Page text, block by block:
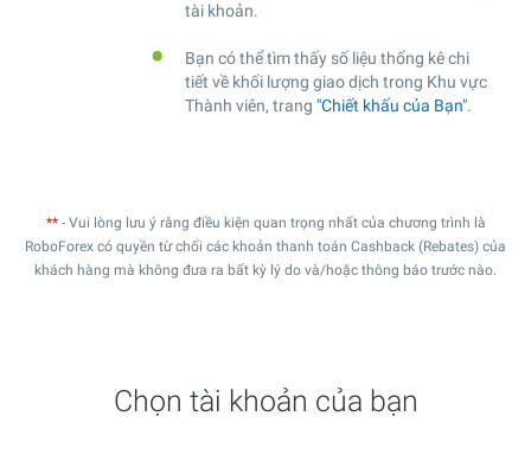
tài khoản.
Bạn có thể tìm thấy số liệu thống kê chi
tiết về khối lượng giao dịch trong Khu vực
Thành viên, trang "Chiết khấu của Bạn".
**- Vui lòng lưu ý rằng điều kiện quan trọng nhất của chương trình là
RoboForex có quyền từ chối các khoản thanh toán Cashback (Rebates) của
khách hàng mà không đưa ra bất kỳ lý do và/hoặc thông báo trước nào.
Chọn tài khoản của bạn